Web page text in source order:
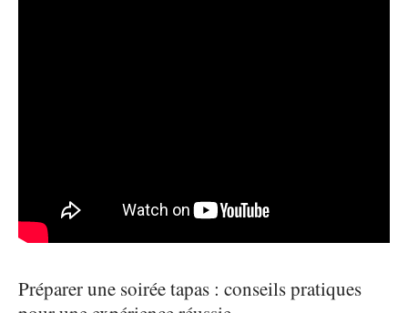
Préparer une soirée tapas : conseils pratiques